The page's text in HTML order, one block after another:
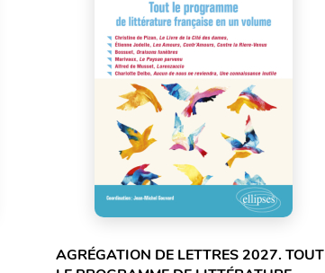
AGRÉGATION DE LETTRES 2027. TOUT